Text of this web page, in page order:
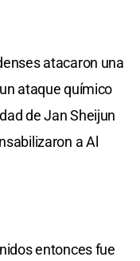
atacaron una
ataque químico
de Jan Sheijun
a Al
entonces fue